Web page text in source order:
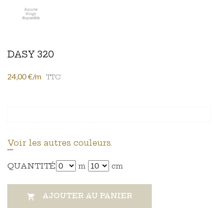
DASY 320
24,00 €/m TTC
Voir les autres couleurs.
QUANTITÉ m cm
 AJOUTER AU PANIER